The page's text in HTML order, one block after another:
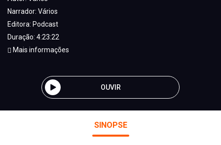
Narrador: Vários
Editora: Podcast
Duração: 4:23:22
Mais informações
OUVIR
SINOPSE